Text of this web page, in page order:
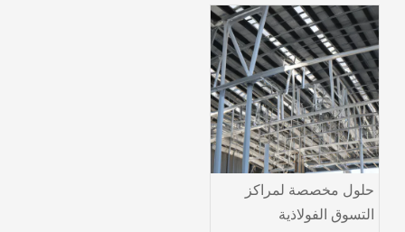
حلول مخصصة لمراكز
التسوق الفولاذية